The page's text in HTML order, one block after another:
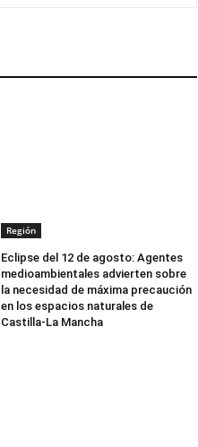
Región
Eclipse del 12 de agosto: Agentes
medioambientales advierten sobre
la necesidad de máxima precaución
en los espacios naturales de
Castilla-La Mancha